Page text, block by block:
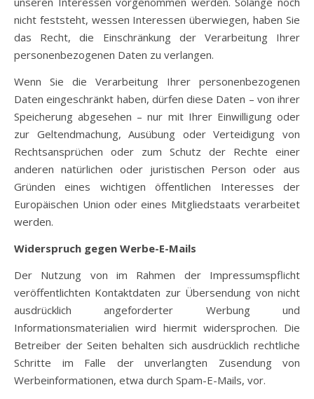
nicht feststeht, wessen Interessen überwiegen, haben Sie
das Recht, die Einschränkung der Verarbeitung Ihrer
personenbezogenen Daten zu verlangen.
Wenn Sie die Verarbeitung Ihrer personenbezogenen
Daten eingeschränkt haben, dürfen diese Daten – von ihrer
Speicherung abgesehen – nur mit Ihrer Einwilligung oder
zur Geltendmachung, Ausübung oder Verteidigung von
Rechtsansprüchen oder zum Schutz der Rechte einer
anderen natürlichen oder juristischen Person oder aus
Gründen eines wichtigen öffentlichen Interesses der
Europäischen Union oder eines Mitgliedstaats verarbeitet
werden.
Widerspruch gegen Werbe-E-Mails
Der Nutzung von im Rahmen der Impressumspflicht
veröffentlichten Kontaktdaten zur Übersendung von nicht
ausdrücklich angeforderter Werbung und
Informationsmaterialien wird hiermit widersprochen. Die
Betreiber der Seiten behalten sich ausdrücklich rechtliche
Schritte im Falle der unverlangten Zusendung von
Werbeinformationen, etwa durch Spam-E-Mails, vor.